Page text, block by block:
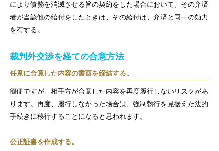
採用情報
アクセス
よくあるご質問
により債務を消滅させる旨の契約をした場合において、その弁済
者が当該他の給付をしたときは、その給付は、弁済と同一の効力
を有する。
裁判外交渉を経ての合意方法
任意に合意した内容の書面を締結する。
簡便ですが、相手方が合意した内容を再度履行しないリスクがあ
ります。再度、履行しなかった場合は、強制執行を見据えた法的
手続きに移行することになると思われます。
公正証書を作成する。